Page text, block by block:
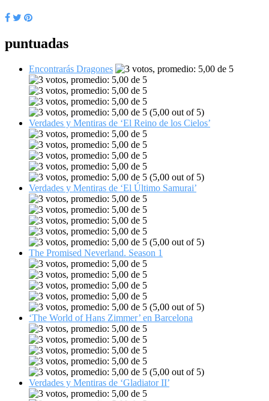
puntuadas
Encontrarás Dragones
(5,00 out of 5)
Verdades y Mentiras de ‘El Reino de los Cielos’
(5,00 out of 5)
Verdades y Mentiras de ‘El Último Samurai’
(5,00 out of 5)
The Promised Neverland. Season 1
(5,00 out of 5)
‘The World of Hans Zimmer’ en Barcelona
(5,00 out of 5)
Verdades y Mentiras de ‘Gladiator II’